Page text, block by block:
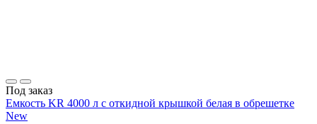
Под заказ
Емкость KR 4000 л с откидной крышкой белая в обрешетке
New